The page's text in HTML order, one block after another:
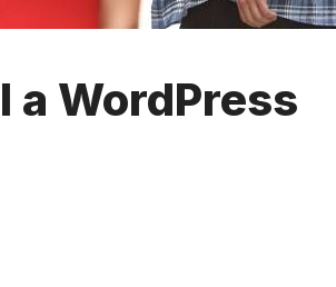
a WordPress